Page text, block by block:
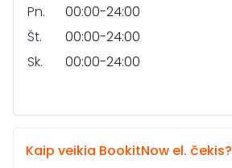
Pn.
00:00-24:00
Št.
00:00-24:00
Sk.
00:00-24:00
Kaip veikia BookitNow el. čekis?